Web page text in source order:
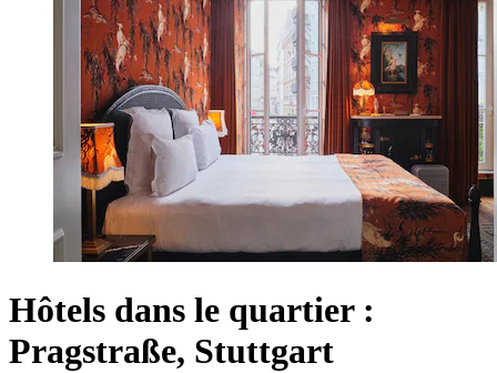
Hôtels dans le quartier :
Pragstraße, Stuttgart